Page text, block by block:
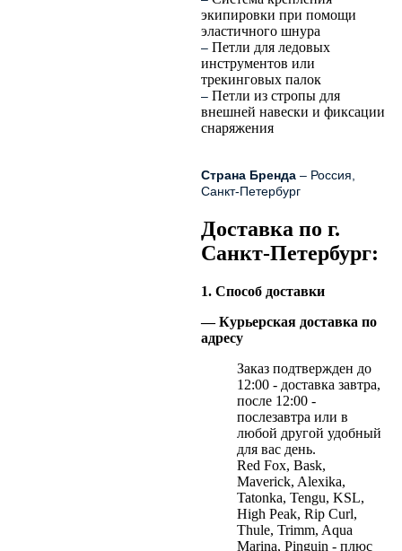
экипировки при помощи
эластичного шнура
– Петли для ледовых
инструментов или
трекинговых палок
– Петли из стропы для
внешней навески и фиксации
снаряжения
Страна Бренда – Россия,
Санкт-Петербург
Доставка по г.
Санкт-Петербург:
1. Способ доставки
— Курьерская доставка по
адресу
Заказ подтвержден до
12:00 - доставка завтра,
после 12:00 -
послезавтра или в
любой другой удобный
для вас день.
Red Fox, Bask,
Maverick, Alexika,
Tatonka, Tengu, KSL,
High Peak, Rip Curl,
Thule, Trimm, Aqua
Marina, Pinguin - плюс